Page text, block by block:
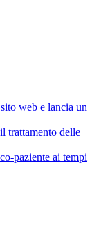
web e lancia un
trattamento delle
paziente ai tempi